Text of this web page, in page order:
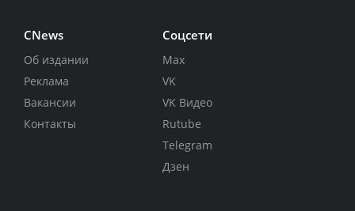
CNews
Об издании
Реклама
Вакансии
Контакты
Соцсети
Max
VK
VK Видео
Rutube
Telegram
Дзен